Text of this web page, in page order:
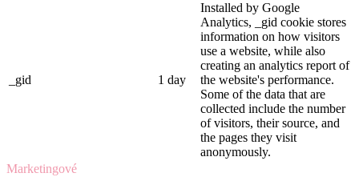
_gid 1 day
Installed by Google
Analytics, _gid cookie stores
information on how visitors
use a website, while also
creating an analytics report of
the website's performance.
Some of the data that are
collected include the number
of visitors, their source, and
the pages they visit
anonymously.
Marketingové